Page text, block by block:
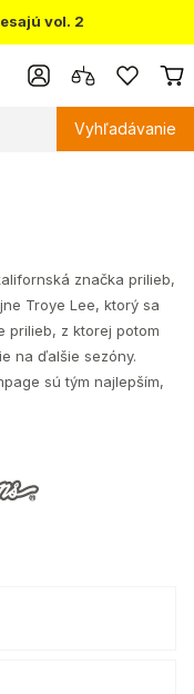
vol. 2
Vyhľadávanie
značka prilieb,
Troye Lee, ktorý sa
prilieb, z ktorej potom
na ďalšie sezóny.
sú tým najlepším,